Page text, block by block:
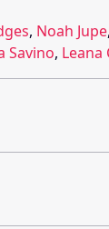
, Noah Jupe,
Savino, Leana